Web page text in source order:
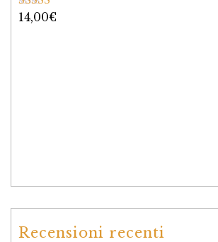
Valutato
14,00€
Recensioni recenti